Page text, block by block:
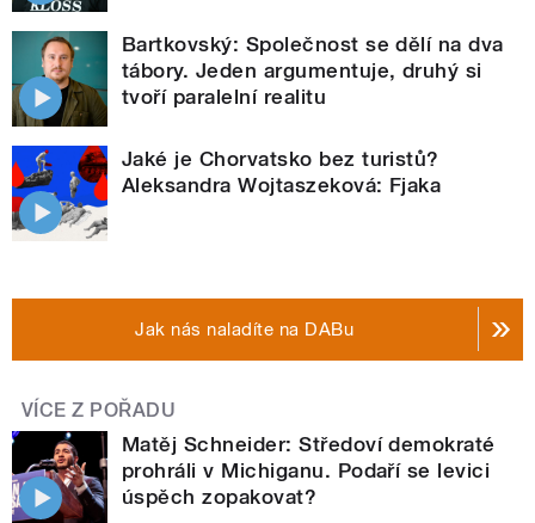
Bartkovský: Společnost se dělí na dva
tábory. Jeden argumentuje, druhý si
tvoří paralelní realitu
Jaké je Chorvatsko bez turistů?
Aleksandra Wojtaszeková: Fjaka
Jak nás naladíte na DABu
VÍCE Z POŘADU
Matěj Schneider: Středoví demokraté
prohráli v Michiganu. Podaří se levici
úspěch zopakovat?